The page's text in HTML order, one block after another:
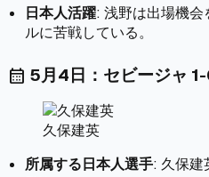
日本人活躍: 浅野は出場機
ルに苦戦している。
calendar_month 5月4日：セビージャ
久保建英
所属する日本人選手: 久保建